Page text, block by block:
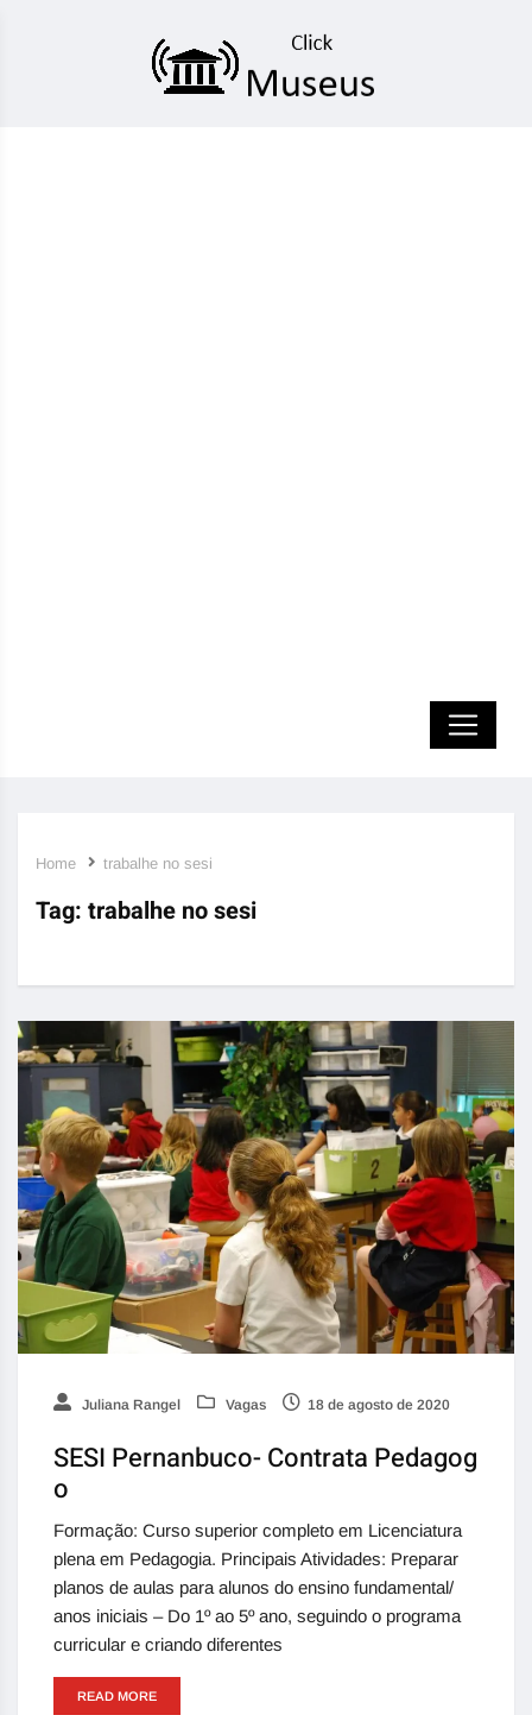
Home trabalhe no sesi
Tag: trabalhe no sesi
Juliana Rangel Vagas 18 de agosto de 2020
SESI Pernanbuco- Contrata Pedagog
o
Formação: Curso superior completo em Licenciatura
plena em Pedagogia. Principais Atividades: Preparar
planos de aulas para alunos do ensino fundamental/
anos iniciais – Do 1º ao 5º ano, seguindo o programa
curricular e criando diferentes
READ MORE